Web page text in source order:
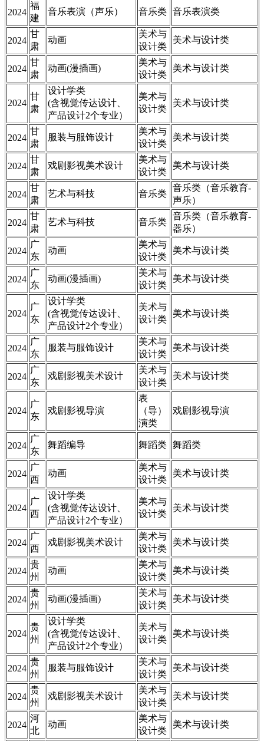
2024
福
建
音乐表演（声乐） 音乐类 音乐表演类
2024
甘
肃
动画
美术与
设计类
美术与设计类
2024
甘
肃
动画(漫插画)
美术与
设计类
美术与设计类
2024
甘
肃
设计学类
(含视觉传达设计、
产品设计2个专业）
美术与
设计类
美术与设计类
2024
甘
肃
服装与服饰设计
美术与
设计类
美术与设计类
2024
甘
肃
戏剧影视美术设计
美术与
设计类
美术与设计类
2024
甘
肃
艺术与科技 音乐类
音乐类（音乐教育-
声乐）
2024
甘
肃
艺术与科技 音乐类
音乐类（音乐教育-
器乐）
2024
广
东
动画
美术与
设计类
美术与设计类
2024
广
东
动画(漫插画)
美术与
设计类
美术与设计类
2024
广
东
设计学类
(含视觉传达设计、
产品设计2个专业）
美术与
设计类
美术与设计类
2024
广
东
服装与服饰设计
美术与
设计类
美术与设计类
2024
广
东
戏剧影视美术设计
美术与
设计类
美术与设计类
2024
广
东
戏剧影视导演
表
（导）
演类
戏剧影视导演
2024
广
东
舞蹈编导 舞蹈类 舞蹈类
2024
广
西
动画
美术与
设计类
美术与设计类
2024
广
西
设计学类
(含视觉传达设计、
产品设计2个专业）
美术与
设计类
美术与设计类
2024
广
西
戏剧影视美术设计
美术与
设计类
美术与设计类
2024
贵
州
动画
美术与
设计类
美术与设计类
2024
贵
州
动画(漫插画)
美术与
设计类
美术与设计类
2024
贵
州
设计学类
(含视觉传达设计、
产品设计2个专业）
美术与
设计类
美术与设计类
2024
贵
州
服装与服饰设计
美术与
设计类
美术与设计类
2024
贵
州
戏剧影视美术设计
美术与
设计类
美术与设计类
2024
河
北
动画
美术与
设计类
美术与设计类